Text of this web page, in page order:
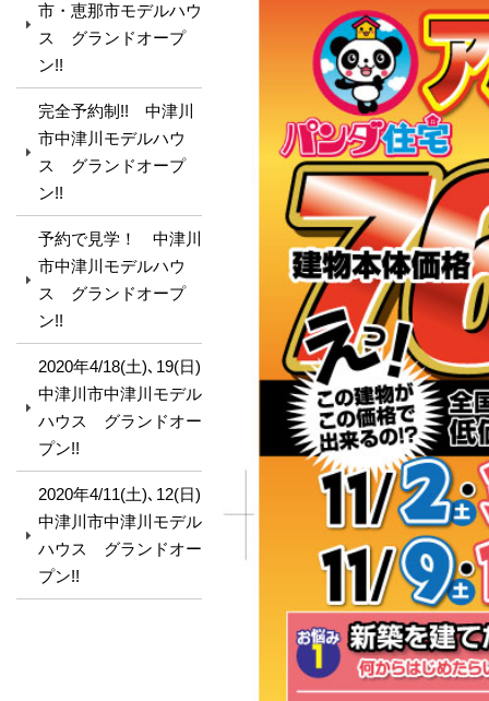
市・恵那市モデルハウ
ス グランドオープ
ン!!
完全予約制!! 中津川
市中津川モデルハウ
ス グランドオープ
ン!!
予約で見学！ 中津川
市中津川モデルハウ
ス グランドオープ
ン!!
2020年4/18(土)､19(日)
中津川市中津川モデル
ハウス グランドオー
プン!!
2020年4/11(土)､12(日)
中津川市中津川モデル
ハウス グランドオー
プン!!